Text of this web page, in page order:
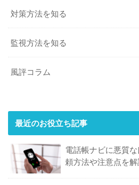
対策方法を知る
監視方法を知る
風評コラム
最近のお役立ち記事
電話帳ナビに悪質
頼方法や注意点を解